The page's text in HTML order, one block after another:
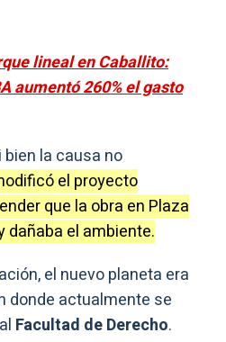
lineal en Caballito:
aumentó 260% el gasto
la causa no
el proyecto
que la obra en Plaza
dañaba el ambiente.
el nuevo planeta era
donde actualmente se
Facultad de Derecho.